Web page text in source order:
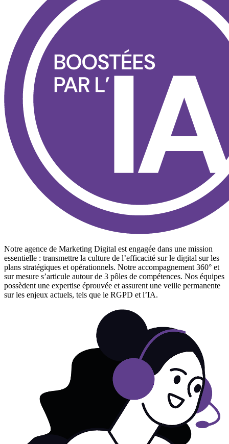
Notre agence de Marketing Digital est engagée dans une mission
essentielle : transmettre la culture de l’efficacité sur le digital sur les
plans stratégiques et opérationnels. Notre accompagnement 360° et
sur mesure s’articule autour de 3 pôles de compétences. Nos équipes
possèdent une expertise éprouvée et assurent une veille permanente
sur les enjeux actuels, tels que le RGPD et l’IA.